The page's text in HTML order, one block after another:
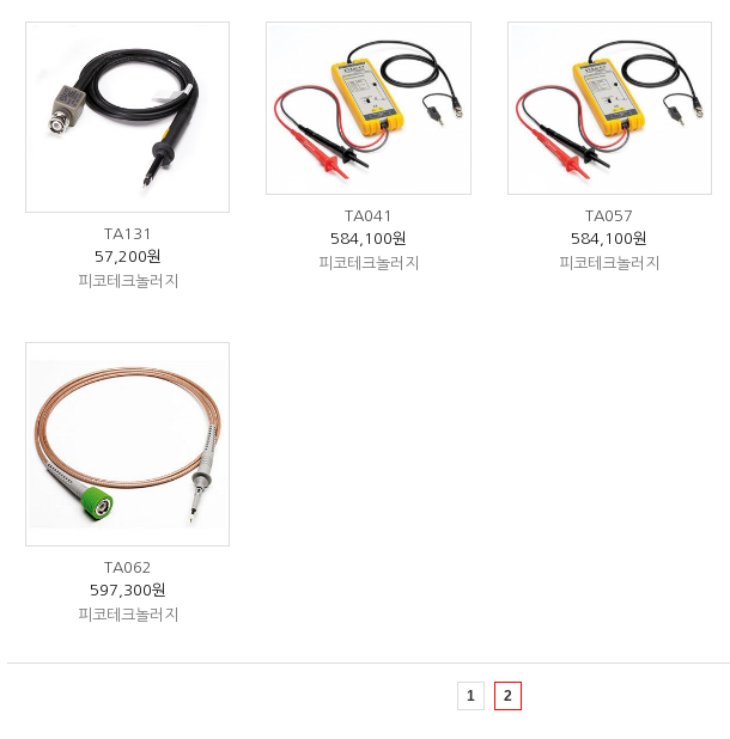
TA131
57,200원
피코테크놀러지
TA041
584,100원
피코테크놀러지
TA057
584,100원
피코테크놀러지
TA062
597,300원
피코테크놀러지
1 2